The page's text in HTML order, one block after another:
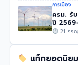
การเมือง
ครม. รั
ปี
21 กร
แท็กยอดนิยม